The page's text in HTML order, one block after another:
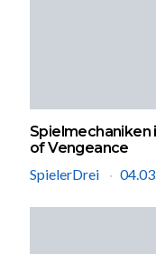
Spielmechaniken
of Vengeance
SpielerDrei